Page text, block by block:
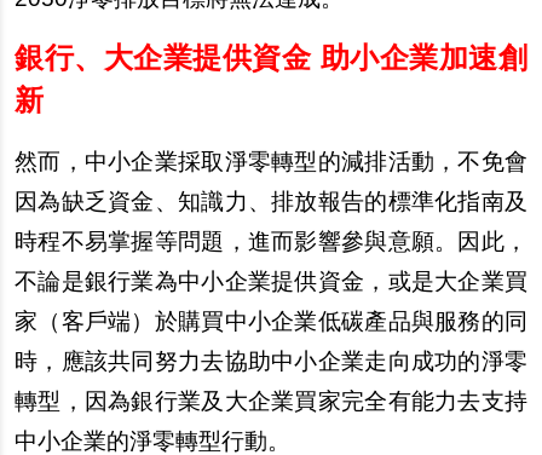
銀行、大企業提供資金 助小企業加速創
新
然而，中小企業採取淨零轉型的減排活動，不免會
因為缺乏資金、知識力、排放報告的標準化指南及
時程不易掌握等問題，進而影響參與意願。因此，
不論是銀行業為中小企業提供資金，或是大企業買
家（客戶端）於購買中小企業低碳產品與服務的同
時，應該共同努力去協助中小企業走向成功的淨零
轉型，因為銀行業及大企業買家完全有能力去支持
中小企業的淨零轉型行動。